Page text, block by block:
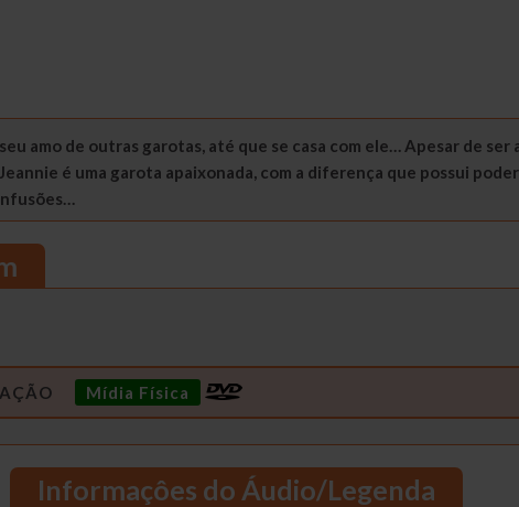
amo de outras garotas, até que se casa com ele… Apesar de ser
é uma garota apaixonada, com a diferença que possui
Mídia Física
Informaçôes do Áudio/Legenda